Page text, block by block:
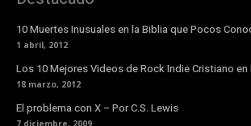
10 Muertes Inusuales en la Biblia que Pocos
1 abril, 2012
Los 10 Mejores Videos de Rock Indie Cristiano en
18 marzo, 2012
El problema con X – Por C.S. Lewis